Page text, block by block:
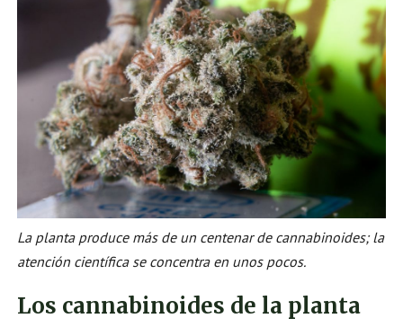
La planta produce más de un centenar de cannabinoides; la
atención científica se concentra en unos pocos.
Los cannabinoides de la planta